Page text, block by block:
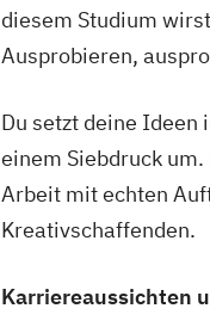
diesem Studium
Ausprobieren,
Du setzt deine
einem Siebdruck
Arbeit mit echten
Kreativschaffenden.
Karriereaussichten